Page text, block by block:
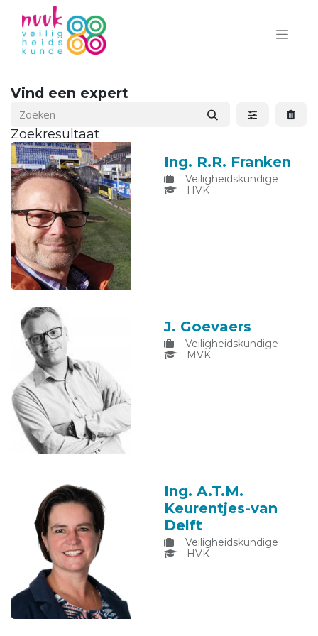
Vind een expert
Zoekresultaat
Ing. R.R. Franken
Veiligheidskundige
HVK
J. Goevaers
Veiligheidskundige
MVK
Ing. A.T.M.
Keurentjes-van
Delft
Veiligheidskundige
HVK